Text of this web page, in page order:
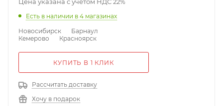
Есть в наличии в 4 магазинах
Новосибирск
Барнаул
Кемерово
Красноярск
КУПИТЬ В 1 КЛИК
Рассчитать доставку
Хочу в подарок